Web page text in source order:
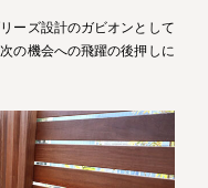
ーズ設計のガビオンとして
の機会への飛躍の後押しに